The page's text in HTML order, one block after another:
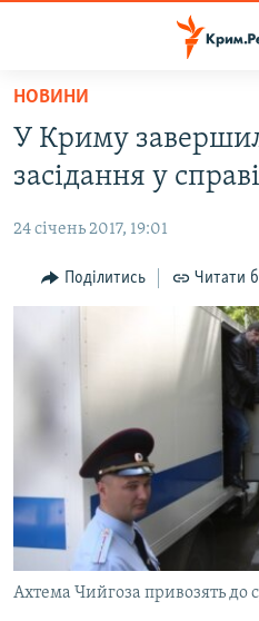
Перейти
основного
матеріалу
до
навігації
Перейти
ВОДА.КРИМ
ВІДЕО ТА ФОТО
ПОЛІТИКА
БЛОГИ
ПОГЛЯД
ІНТЕРВ'Ю
ВСЕ ЗА ДЕНЬ
СПЕЦПРОЕКТИ
ДЕПОРТАЦІЯ
ВІДЕОУРОКИ «ELIFBE»
СВІДЧЕННЯ ОКУПАЦІЇ
УКРАЇНСЬКА ПРОБЛЕМА КРИМУ
ЯК ОБІЙТИ БЛОКУВАННЯ
Русский
Qırımtatar
НОВИНИ
У Криму
засідання у
24 січень 2017, 19:01
Поділитись Читати
Ахтема Чийгоза привозять до